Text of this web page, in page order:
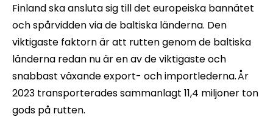
Finland ska ansluta sig till det europeiska bannätet
och spårvidden via de baltiska länderna. Den
viktigaste faktorn är att rutten genom de baltiska
länderna redan nu är en av de viktigaste och
snabbast växande export- och importlederna. År
2023 transporterades sammanlagt 11,4 miljoner ton
gods på rutten.